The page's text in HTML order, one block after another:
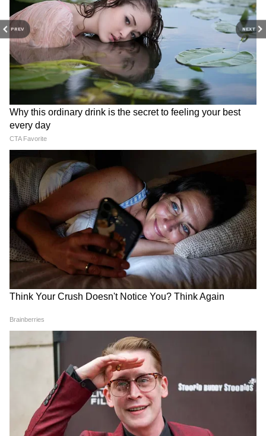
PREV NEXT
RECOMMENDED STORIES
Weather Forecast 9 August
2026: दिल्ली-NCR समेत 7 राज्यों
में बदलेगा मौसम, बारिश-आंधी और
बिजली गिरने का अलर्ट
Weather Update 8 August
2026: दिल्ली-NCR से राजस्थान
तक बारिश-तूफान का असर, जानें
आपके शहर का हाल
मौसम अपडेट 7 अगस्त 2026:
दिल्ली-NCR से महाराष्ट्र तक इन
राज्यों में जमकर बरसेंगे बादल, IMD
का बारिश-तूफान अलर्ट
Weather Update 6 August
2026: दिल्ली-NCR समेत 7 राज्यों
में भारी बारिश-तूफान का अलर्ट,
IMD की बड़ी चेतावनी
LATEST VIDEOS